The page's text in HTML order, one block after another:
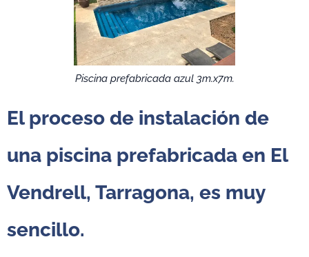
Piscina prefabricada azul 3m.x7m.
El proceso de instalación de
una piscina prefabricada en El
Vendrell, Tarragona, es muy
sencillo.